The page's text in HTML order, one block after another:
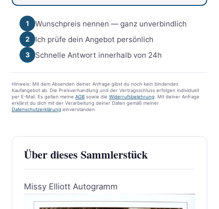
1 Wunschpreis nennen — ganz unverbindlich
2 Ich prüfe dein Angebot persönlich
3 Schnelle Antwort innerhalb von 24h
Hinweis: Mit dem Absenden deiner Anfrage gibst du noch kein bindendes
Kaufangebot ab. Die Preisverhandlung und der Vertragsschluss erfolgen individuell
per E-Mail. Es gelten meine AGB sowie die Widerrufsbelehrung. Mit deiner Anfrage
erklärst du dich mit der Verarbeitung deiner Daten gemäß meiner
Datenschutzerklärung einverstanden.
Über dieses Sammlerstück
Missy Elliott Autogramm